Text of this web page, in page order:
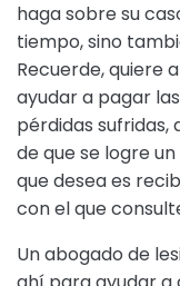
haga sobre su
tiempo, sino
Recuerde, quiere
ayudar a pagar
pérdidas sufridas,
de que se logre
que desea es
con el que
Un abogado de